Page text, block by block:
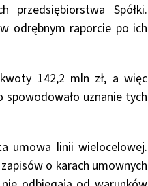
przedsiębiorstwa Spółki.
odrębnym raporcie po ich
142,2 mln zł, a więc
spowodowało uznanie tych
umowa linii wielocelowej.
o karach umownych